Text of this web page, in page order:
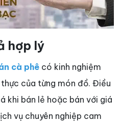
hợp lý
cà phê có kinh nghiệm
của từng món đồ. Điều
khi bán lẻ hoặc bán với giá
vụ chuyên nghiệp cam